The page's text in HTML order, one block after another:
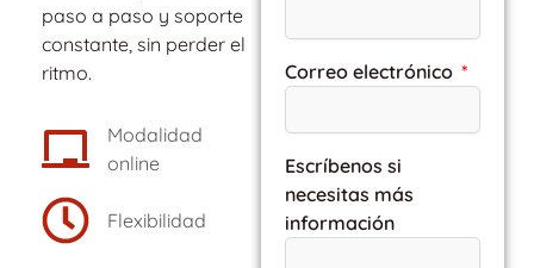
paso a paso y soporte
constante, sin perder el
ritmo.
Modalidad
online
Flexibilidad
Correo electrónico
Escríbenos si
necesitas más
información